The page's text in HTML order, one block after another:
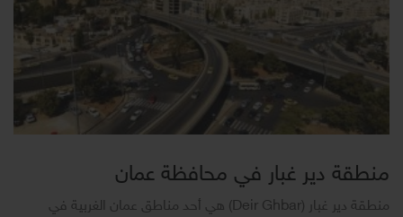
منطقة دير غبار في محافظة عمان
منطقة دير غبار (Deir Ghbar) هي أحد مناطق عمان الغربية في